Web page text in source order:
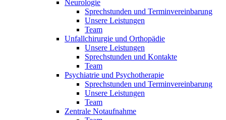
Neurologie
Sprechstunden und Terminvereinbarung
Unsere Leistungen
Team
Unfallchirurgie und Orthopädie
Unsere Leistungen
Sprechstunden und Kontakte
Team
Psychiatrie und Psychotherapie
Sprechstunden und Terminvereinbarung
Unsere Leistungen
Team
Zentrale Notaufnahme